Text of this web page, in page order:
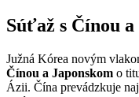
Súťaž s Čínou a
Južná Kórea novým
Čínou a Japonskom o
Ázii. Čína prevádzkuje